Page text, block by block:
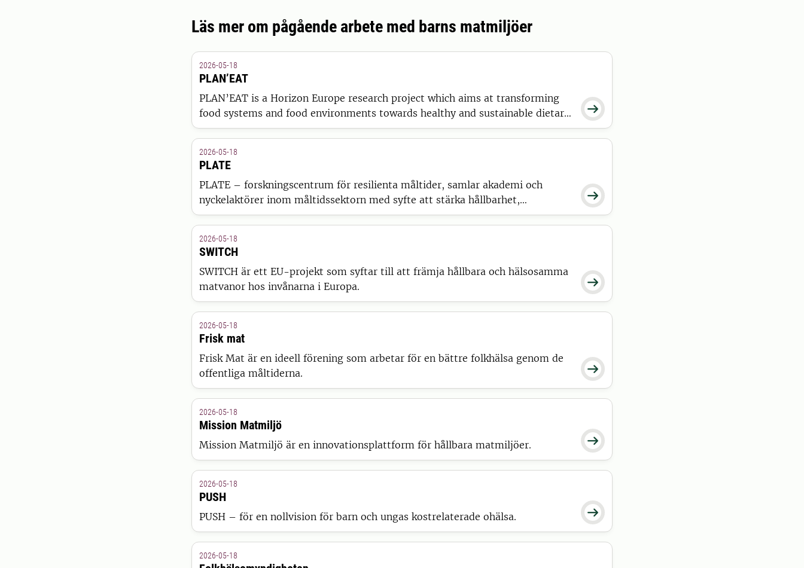
Läs mer om pågående arbete med barns matmiljöer

2026-05-18
PLAN’EAT
PLAN’EAT is a Horizon Europe research project which aims at transforming
food systems and food environments towards healthy and sustainable dietary
behaviour.

2026-05-18
PLATE
PLATE – forskningscentrum för resilienta måltider, samlar akademi och
nyckelaktörer inom måltidssektorn med syfte att stärka hållbarhet,
konkurrenskraft och livsmedelsberedskap.

2026-05-18
SWITCH
SWITCH är ett EU-projekt som syftar till att främja hållbara och hälsosamma
matvanor hos invånarna i Europa.

2026-05-18
Frisk mat
Frisk Mat är en ideell förening som arbetar för en bättre folkhälsa genom de
offentliga måltiderna.

2026-05-18
Mission Matmiljö
Mission Matmiljö är en innovationsplattform för hållbara matmiljöer.

2026-05-18
PUSH
PUSH – för en nollvision för barn och ungas kostrelaterade ohälsa.
2026-05-18